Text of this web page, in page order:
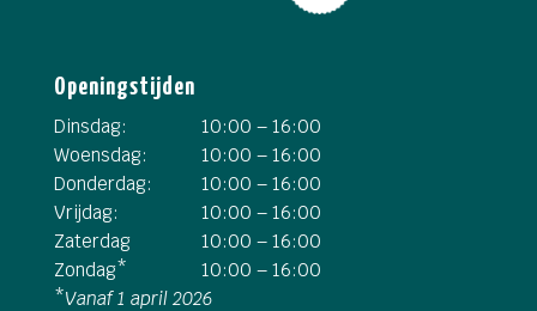
Openingstijden
Dinsdag:
10:00 – 16:00
Woensdag:
10:00 – 16:00
Donderdag:
10:00 – 16:00
Vrijdag:
10:00 – 16:00
Zaterdag
10:00 – 16:00
Zondag*
10:00 – 16:00
*Vanaf 1 april 2026